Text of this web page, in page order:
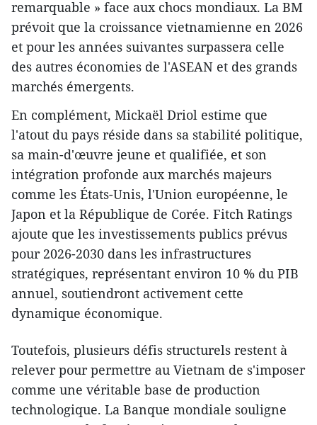
remarquable » face aux chocs mondiaux. La BM
prévoit que la croissance vietnamienne en 2026
et pour les années suivantes surpassera celle
des autres économies de l'ASEAN et des grands
marchés émergents.
En complément, Mickaël Driol estime que
l'atout du pays réside dans sa stabilité politique,
sa main-d'œuvre jeune et qualifiée, et son
intégration profonde aux marchés majeurs
comme les États-Unis, l'Union européenne, le
Japon et la République de Corée. Fitch Ratings
ajoute que les investissements publics prévus
pour 2026-2030 dans les infrastructures
stratégiques, représentant environ 10 % du PIB
annuel, soutiendront activement cette
dynamique économique.
Toutefois, plusieurs défis structurels restent à
relever pour permettre au Vietnam de s'imposer
comme une véritable base de production
technologique. La Banque mondiale souligne